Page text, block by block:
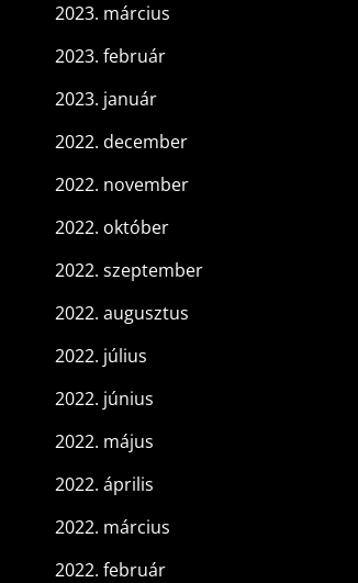
2023. március
2023. február
2023. január
2022. december
2022. november
2022. október
2022. szeptember
2022. augusztus
2022. július
2022. június
2022. május
2022. április
2022. március
2022. február